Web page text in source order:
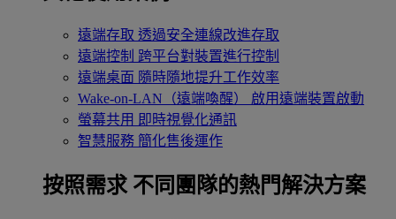
遠端存取 透過安全連線改進存取
遠端控制 跨平台對裝置進行控制
遠端桌面 隨時隨地提升工作效率
Wake-on-LAN（遠端喚醒）
啟用遠端裝置啟動
螢幕共用 即時視覺化通訊
智慧服務 簡化售後運作
按照需求 不同團隊的熱門解決方案